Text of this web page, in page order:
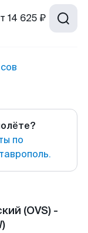
14 625 ₽
по
(OVS) -